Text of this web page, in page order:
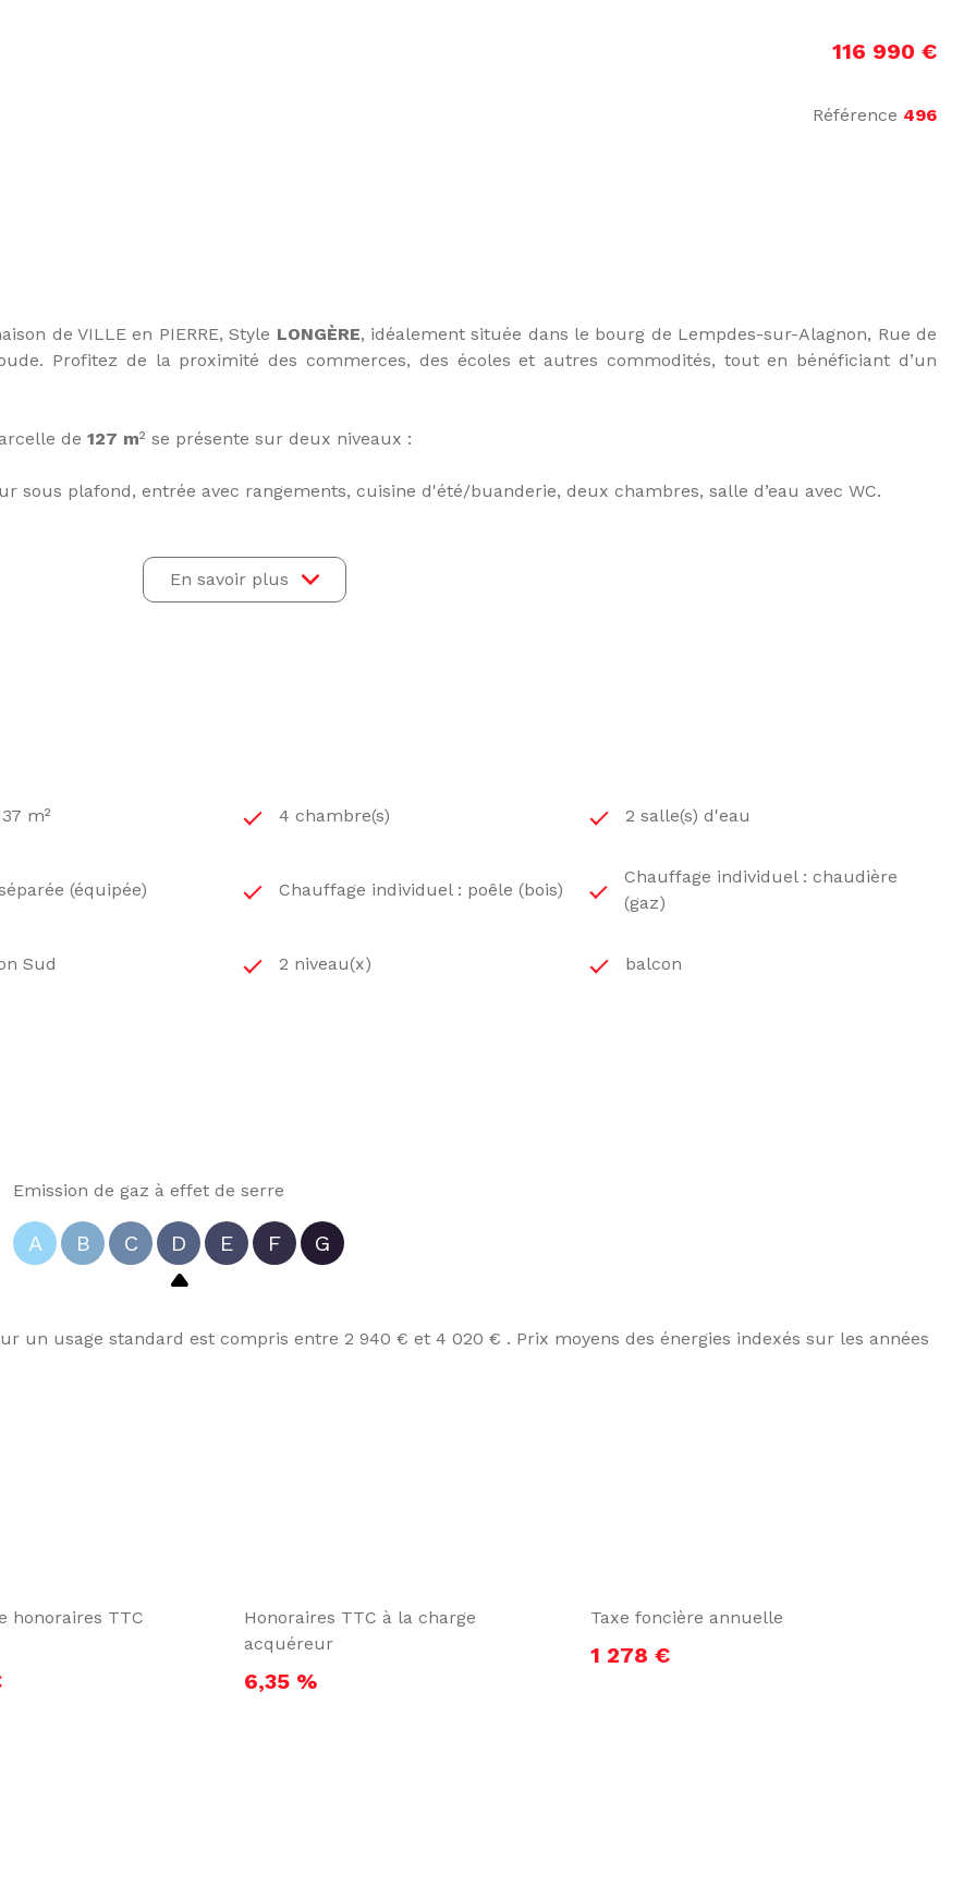
116 990 €
Référence 496
de VILLE en PIERRE, Style LONGÈRE, idéalement située dans le bourg de Lempdes-sur-Alagnon, Rue de
Profitez de la proximité des commerces, des écoles et autres commodités, tout en bénéficiant d’un
de 127 m² se présente sur deux niveaux :
sous plafond, entrée avec rangements, cuisine d'été/buanderie, deux chambres, salle d’eau avec WC.
En savoir plus
m² 4 chambre(s) 2 salle(s) d'eau
(équipée) Chauffage individuel : poêle (bois)
Chauffage individuel : chaudière
(gaz)
Sud 2 niveau(x) balcon
Emission de gaz à effet de serre
A B C D E F G
un usage standard est compris entre 2 940 € et 4 020 € . Prix moyens des énergies indexés sur les années
honoraires TTC
Honoraires TTC à la charge
acquéreur
6,35 %
Taxe foncière annuelle
1 278 €